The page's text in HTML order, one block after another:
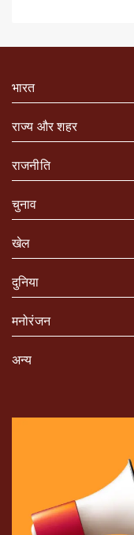
भारत
राज्य और शहर
राजनीति
चुनाव
खेल
दुनिया
मनोरंजन
अन्य